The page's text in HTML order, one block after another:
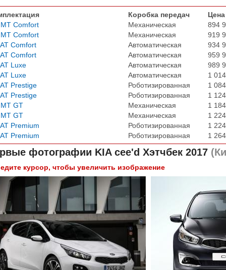
Коробка передач
Цена
Comfort
Механическая
894
Comfort
Механическая
919
Comfort
Автоматическая
934
Comfort
Автоматическая
959
Luxe
Автоматическая
989
Luxe
Автоматическая
1
Prestige
Роботизированная
1
Prestige
Роботизированная
1
GT
Механическая
1
GT
Механическая
1
Premium
Роботизированная
1
Premium
Роботизированная 1
фотографии KIA cee'd Хэтчбек 2017
курсор, чтобы увеличить изображение